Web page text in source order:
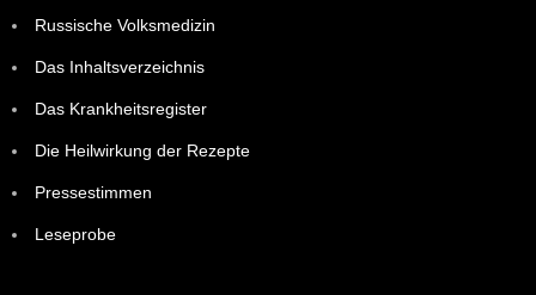
Russische Volksmedizin
Das Inhaltsverzeichnis
Das Krankheitsregister
Die Heilwirkung der Rezepte
Pressestimmen
Leseprobe